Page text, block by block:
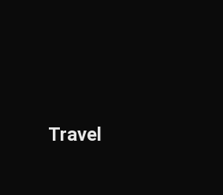
Travel